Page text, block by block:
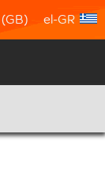
el-GR